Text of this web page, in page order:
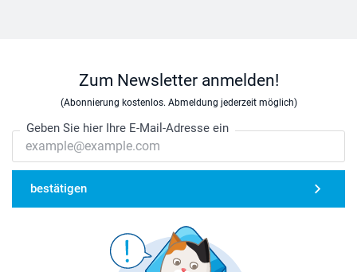
Zum Newsletter anmelden!
(Abonnierung kostenlos. Abmeldung jederzeit möglich)
Geben Sie hier Ihre E-Mail-Adresse ein
bestätigen